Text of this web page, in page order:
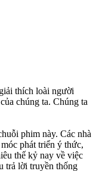
thích loài người
chúng ta. Chúng ta
phim này. Các nhà
phát triển ý thức,
thế kỷ nay về việc
trả lời truyền thống